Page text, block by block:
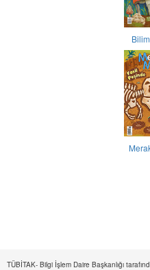
TÜBİTAK- Bilgi İşlem Daire Başkanlığı